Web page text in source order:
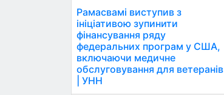
Рамасвамі виступив з
ініціативою зупинити
фінансування ряду
федеральних програм у США,
включаючи медичне
обслуговування для ветеранів
| УНН